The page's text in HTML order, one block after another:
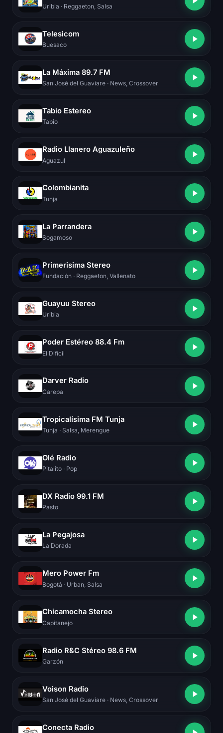
Uribia · Reggaeton, Salsa
Telesicom
Buesaco
La Máxima 89.7 FM
San José del Guaviare · News, Crossover
Tabio Estereo
Tabio
Radio Llanero Aguazuleño
Aguazul
Colombianita
Tunja
La Parrandera
Sogamoso
Primerisima Stereo
Fundación · Reggaeton, Vallenato
Guayuu Stereo
Uribia
Poder Estéreo 88.4 Fm
El Difícil
Darver Radio
Carepa
Tropicalísima FM Tunja
Tunja · Salsa, Merengue
Olé Radio
Pitalito · Pop
DX Radio 99.1 FM
Pasto
La Pegajosa
La Dorada
Mero Power Fm
Bogotá · Urban, Salsa
Chicamocha Stereo
Capitanejo
Radio R&C Stéreo 98.6 FM
Garzón
Voison Radio
San José del Guaviare · News, Crossover
Conecta Radio